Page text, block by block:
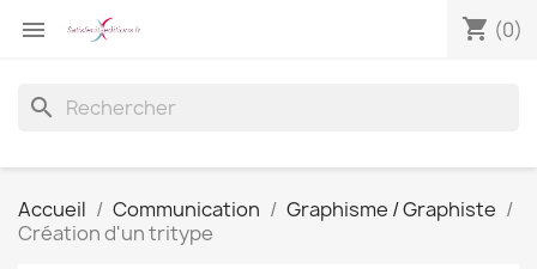
 shopping_cart (0)
search
Accueil Communication
Graphisme / Graphiste
Création d'un tritype